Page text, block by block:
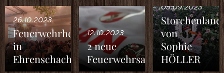
26.10.2023
Feuerwehrheuriger
in
Ehrenschachen
12.10.2023
2 neue
Feuerwehrsanitäter
05.09.2023
von
Sophie
HÖLLER